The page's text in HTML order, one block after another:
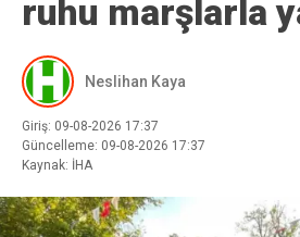
ruhu marşlarla
Neslihan Kaya
Giriş: 09-08-2026 17:37
Güncelleme: 09-08-2026 17:37
Kaynak: İHA